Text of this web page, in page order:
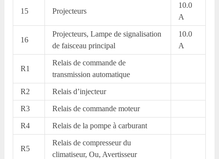
15 Projecteurs
10.0
A
16
Projecteurs, Lampe de signalisation
de faisceau principal
10.0
A
R1
Relais de commande de
transmission automatique
R2 Relais d’injecteur
R3 Relais de commande moteur
R4 Relais de la pompe à carburant
R5
Relais de compresseur du
climatiseur, Ou, Avertisseur